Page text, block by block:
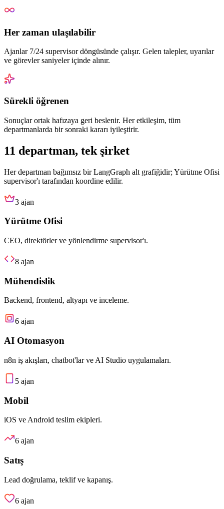
Her zaman ulaşılabilir
Ajanlar 7/24 supervisor döngüsünde çalışır. Gelen talepler, uyarılar
ve görevler saniyeler içinde alınır.
Sürekli öğrenen
Sonuçlar ortak hafızaya geri beslenir. Her etkileşim, tüm
departmanlarda bir sonraki kararı iyileştirir.
11 departman, tek şirket
Her departman bağımsız bir LangGraph alt grafiğidir; Yürütme Ofisi
supervisor'ı tarafından koordine edilir.
3 ajan
Yürütme Ofisi
CEO, direktörler ve yönlendirme supervisor'ı.
8 ajan
Mühendislik
Backend, frontend, altyapı ve inceleme.
6 ajan
AI Otomasyon
n8n iş akışları, chatbot'lar ve AI Studio uygulamaları.
5 ajan
Mobil
iOS ve Android teslim ekipleri.
6 ajan
Satış
Lead doğrulama, teklif ve kapanış.
6 ajan